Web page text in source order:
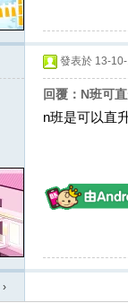
發表於 13-
回覆：N班可
n班是可以直
›